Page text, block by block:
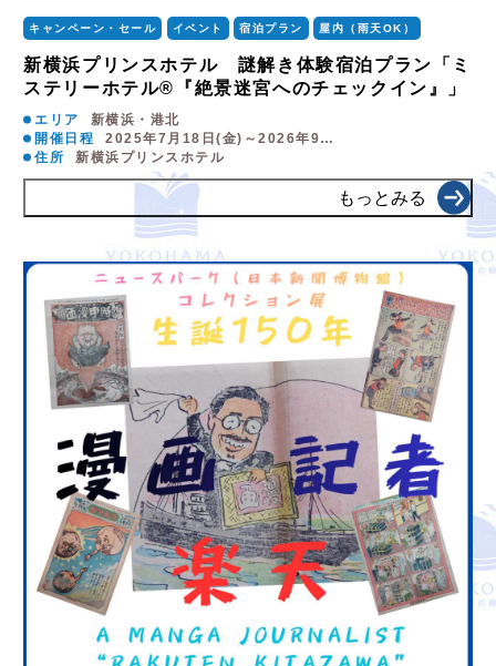
キャンペーン・セール イベント 宿泊プラン 屋内（雨天OK）
新横浜プリンスホテル 謎解き体験宿泊プラン「ミ
ステリーホテル®『絶景迷宮へのチェックイン』」
エリア
新横浜・港北
開催日程
2025年7月18日(金)～2026年9…
住所
新横浜プリンスホテル
もっとみる